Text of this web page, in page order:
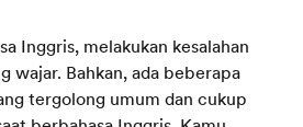
Inggris, melakukan kesalahan
wajar. Bahkan, ada beberapa
tergolong umum dan cukup